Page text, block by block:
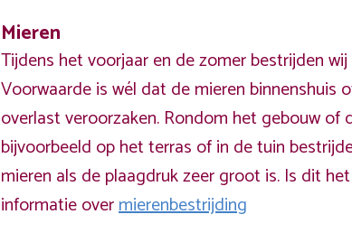
Mieren
Tijdens het voorjaar en de zomer bestrijden
Voorwaarde is wél dat de mieren binnenshuis
overlast veroorzaken. Rondom het gebouw of
bijvoorbeeld op het terras of in de tuin
mieren als de plaagdruk zeer groot is. Is dit
informatie overmierenbestrijding